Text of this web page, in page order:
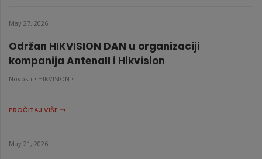
May 27, 2026
Održan HIKVISION DAN u organizaciji
kompanija Antenall i Hikvision
Novosti • HIKVISION •
PROČITAJ VIŠE
May 21, 2026